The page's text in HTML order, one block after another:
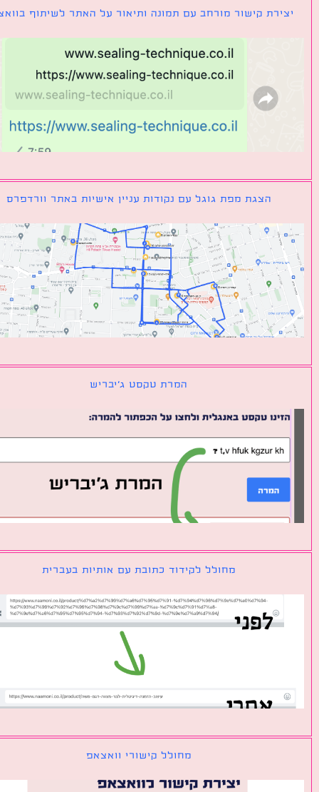
קישור מורחב עם תמונה ותיאור על האתר לשיתוף בוואצאפ
הצגת מפת גוגל עם נקודות עניין אישיות באתר וורדפרס
המרת טקסט ג׳יבריש
מחולל לקידוד כתובת עם אותיות בעברית
מחולל קישורי וואצאפ